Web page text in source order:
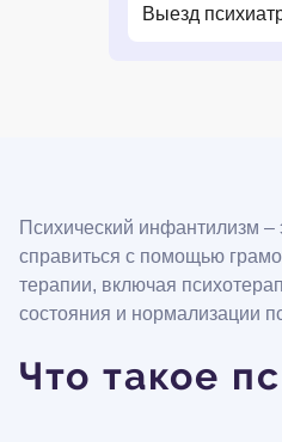
Выезд
Психический инфантилизм –
справиться с помощью
терапии, включая
состояния и нормализации
Что такое